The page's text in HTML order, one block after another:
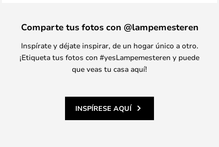
Comparte tus fotos con @lampemesteren
Inspírate y déjate inspirar, de un hogar único a otro.
¡Etiqueta tus fotos con #yesLampemesteren y puede
que veas tu casa aquí!
INSPÍRESE AQUÍ